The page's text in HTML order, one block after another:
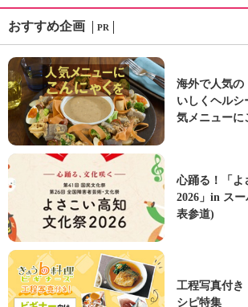
おすすめ企画 PR
海外で人気の
いしくヘルシ
気メニューに
心踊る！「よ
2026」in ス
表参道)
工程写真付き
シピ特集